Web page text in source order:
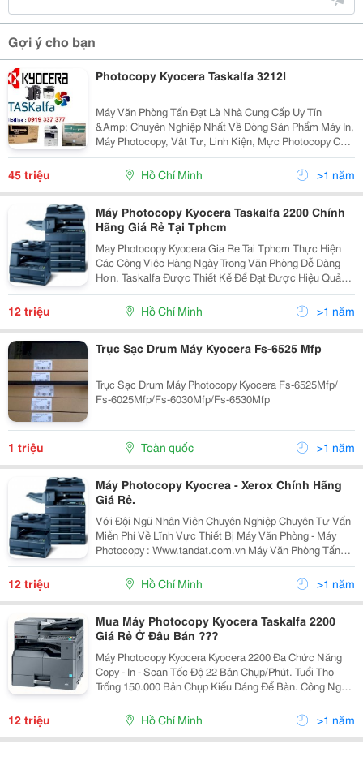
Gợi ý cho bạn
Photocopy Kyocera Taskalfa 3212I
Máy Văn Phòng Tấn Đạt Là Nhà Cung Cấp Uy Tín
&Amp; Chuyên Nghiệp Nhất Về Dòng Sản Phẩm Máy In,
Máy Photocopy, Vật Tư, Linh Kiện, Mực Photocopy Của
Nhật Như : Kyocera (Mita )Taskalfa, Xerox, Ricoh, Hp
Mfp, Toshiba Tại Tp Hcm Thời Buổi Kinh Tế...
45 triệu Hồ Chí Minh >1 năm
Máy Photocopy Kyocera Taskalfa 2200 Chính
Hãng Giá Rẻ Tại Tphcm
May Photocopy Kyocera Gia Re Tai Tphcm Thực Hiện
Các Công Việc Hàng Ngày Trong Văn Phòng Dễ Dàng
Hơn. Taskalfa Được Thiết Kế Để Đạt Được Hiệu Quả
Lớn Nhất Trong Công Việc. Thiết Kế Mới Của Taskalfa
180 Và Taskalfa 220 Sẽ Giúp Bạn Sử Dụng Dễ Dàng...
12 triệu Hồ Chí Minh >1 năm
Trục Sạc Drum Máy Kyocera Fs-6525 Mfp
Trục Sạc Drum Máy Photocopy Kyocera Fs-6525Mfp/
Fs-6025Mfp/Fs-6030Mfp/Fs-6530Mfp
1 triệu Toàn quốc >1 năm
Máy Photocopy Kyocrea - Xerox Chính Hãng
Giá Rẻ.
Với Đội Ngũ Nhân Viên Chuyên Nghiệp Chuyên Tư Vấn
Miễn Phí Về Lĩnh Vực Thiết Bị Máy Văn Phòng - Máy
Photocopy : Www.tandat.com.vn Máy Văn Phòng Tấn
Đạt Là Nơi Cung Cấp Uy Tín Nhất Về Dòng Sản Phẩm
Máy In, Máy Photocopy, Vật Tư, Linh Kiện, Mực...
12 triệu Hồ Chí Minh >1 năm
Mua Máy Photocopy Kyocera Taskalfa 2200
Giá Rẻ Ở Đâu Bán ???
Máy Photocopy Kyocera Kyocera 2200 Đa Chức Năng
Copy - In - Scan Tốc Độ 22 Bản Chụp/Phút. Tuổi Thọ
Trống 150.000 Bản Chụp Kiểu Dáng Để Bàn. Công Nghệ
Nhật. Hàng Chính Hãng. Bảo Hành Chính Hãng.(
100.000 Bản Chụp Hoặc 12 Tháng )...
12 triệu Hồ Chí Minh >1 năm